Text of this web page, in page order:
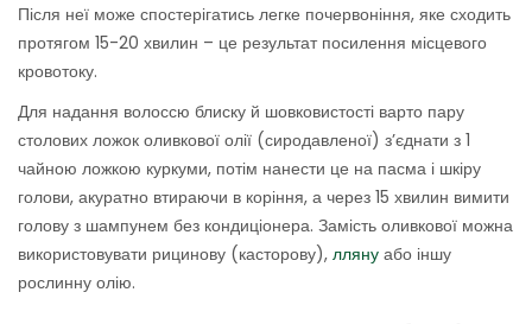
Після неї може спостерігатись легке почервоніння, яке сходить
протягом 15-20 хвилин – це результат посилення місцевого
кровотоку.
Для надання волоссю блиску й шовковистості варто пару
столових ложок оливкової олії (сиродавленої) з’єднати з 1
чайною ложкою куркуми, потім нанести це на пасма і шкіру
голови, акуратно втираючи в коріння, а через 15 хвилин вимити
голову з шампунем без кондиціонера. Замість оливкової можна
використовувати рицинову (касторову), лляну або іншу
рослинну олію.